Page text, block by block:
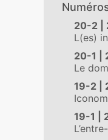
20-2 |
L(es)
20-1 |
Le
19-2 |
19-1 |